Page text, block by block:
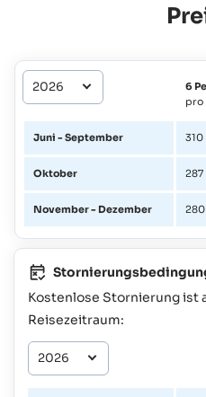
6
pro
Juni - September 310
Oktober 287
November - Dezember
Kostenlose Stornierung ist
Reisezeitraum: